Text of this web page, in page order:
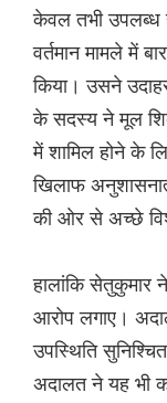
केवल तभी उपलब्ध
वर्तमान मामले में
किया। उसने
के सदस्य ने मूल
में शामिल होने के
खिलाफ
की ओर से अच्छे
हालांकि सेतुकुमार
आरोप लगाए।
उपस्थिति
अदालत ने यह भी